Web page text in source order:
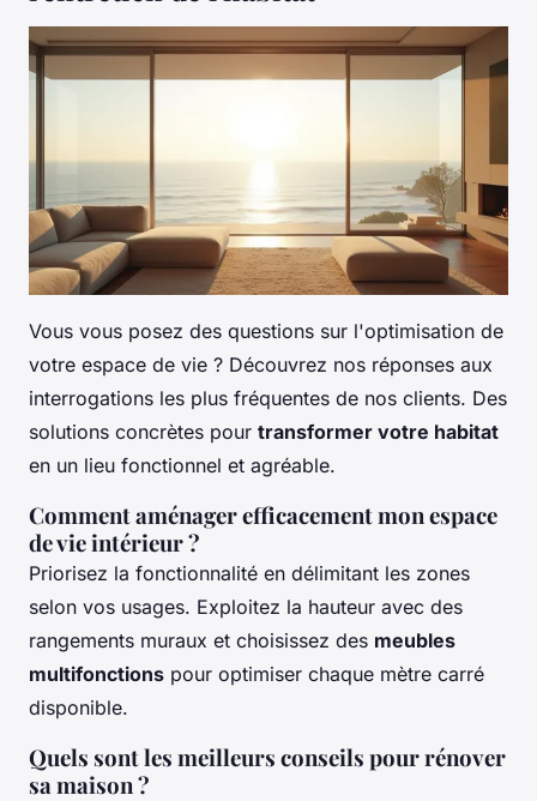
Vous vous posez des questions sur l'optimisation de
votre espace de vie ? Découvrez nos réponses aux
interrogations les plus fréquentes de nos clients. Des
solutions concrètes pour transformer votre habitat
en un lieu fonctionnel et agréable.
Comment aménager efficacement mon espace
de vie intérieur ?
Priorisez la fonctionnalité en délimitant les zones
selon vos usages. Exploitez la hauteur avec des
rangements muraux et choisissez des meubles
multifonctions pour optimiser chaque mètre carré
disponible.
Quels sont les meilleurs conseils pour rénover
sa maison ?